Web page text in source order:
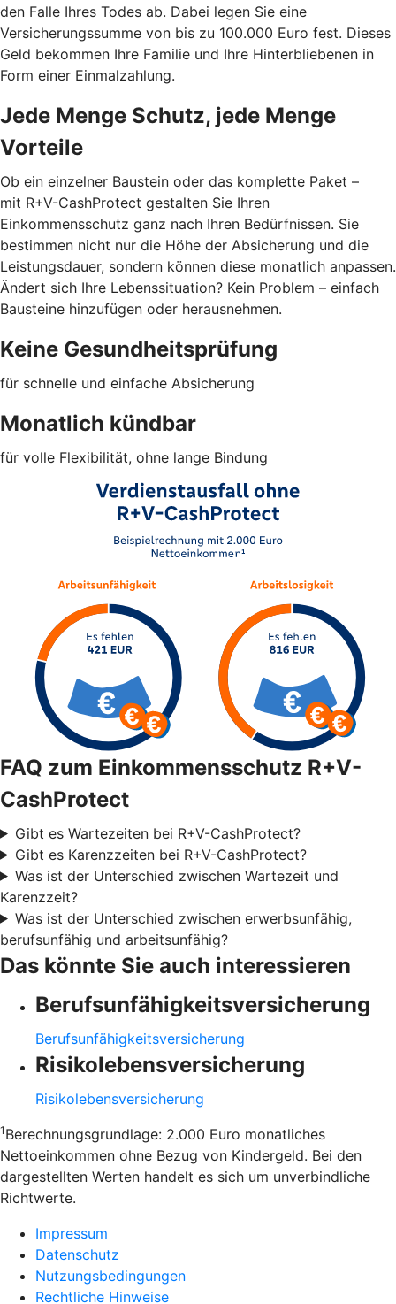
den Falle Ihres Todes ab. Dabei legen Sie eine
Versicherungssumme von bis zu 100.000 Euro fest. Dieses
Geld bekommen Ihre Familie und Ihre Hinterbliebenen in
Form einer Einmalzahlung.
Jede Menge Schutz, jede Menge
Vorteile
Ob ein einzelner Baustein oder das komplette Paket –
mit R+V-CashProtect gestalten Sie Ihren
Einkommensschutz ganz nach Ihren Bedürfnissen. Sie
bestimmen nicht nur die Höhe der Absicherung und die
Leistungsdauer, sondern können diese monatlich anpassen.
Ändert sich Ihre Lebenssituation? Kein Problem – einfach
Bausteine hinzufügen oder herausnehmen.
Keine Gesundheitsprüfung
für schnelle und einfache Absicherung
Monatlich kündbar
für volle Flexibilität, ohne lange Bindung
FAQ zum Einkommensschutz R+V-
CashProtect
Gibt es Wartezeiten bei R+V-CashProtect?
Gibt es Karenzzeiten bei R+V-CashProtect?
Was ist der Unterschied zwischen Wartezeit und
Karenzzeit?
Was ist der Unterschied zwischen erwerbsunfähig,
berufsunfähig und arbeitsunfähig?
Das könnte Sie auch interessieren
Berufsunfähigkeitsversicherung
Berufsunfähigkeitsversicherung
Risikolebensversicherung
Risikolebensversicherung
1 Berechnungsgrundlage: 2.000 Euro monatliches
Nettoeinkommen ohne Bezug von Kindergeld. Bei den
dargestellten Werten handelt es sich um unverbindliche
Richtwerte.
Impressum
Datenschutz
Nutzungsbedingungen
Rechtliche Hinweise